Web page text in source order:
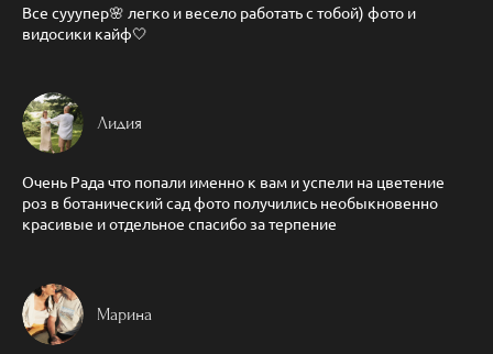
Все сууупер🌸 легко и весело работать с тобой) фото и
видосики кайф🤍
Лидия
Очень Рада что попали именно к вам и успели на цветение
роз в ботанический сад фото получились необыкновенно
красивые и отдельное спасибо за терпение
Марина